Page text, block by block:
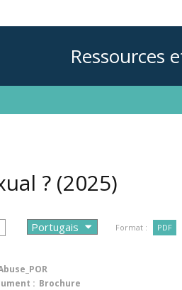
Ressources
? (2025)
Format : PDF
: Brochure